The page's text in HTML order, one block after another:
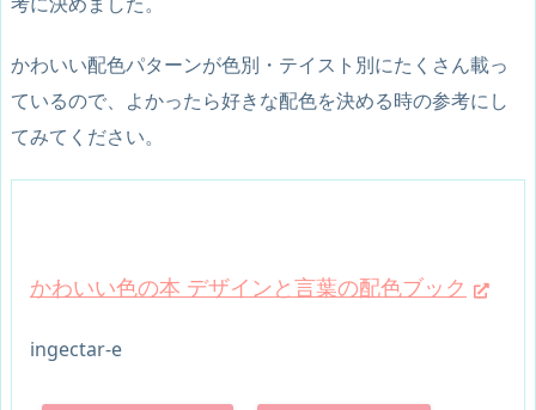
かわいい配色パターンが色別・テイスト別にたくさん載っ
ているので、よかったら好きな配色を決める時の参考にし
てみてください。
かわいい色の本 デザインと言葉の配色ブック
ingectar-e